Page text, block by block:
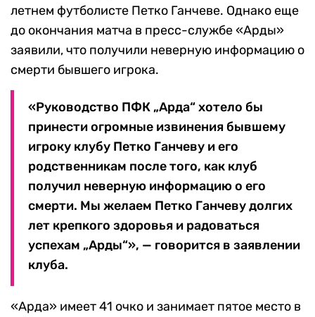
летнем футболисте Петко Ганчеве. Однако еще
до окончания матча в пресс-службе «Арды»
заявили, что получили неверную информацию о
смерти бывшего игрока.
«Руководство ПФК „Арда“ хотело бы
принести огромные извинения бывшему
игроку клубу Петко Ганчеву и его
родственникам после того, как клуб
получил неверную информацию о его
смерти. Мы желаем Петко Ганчеву долгих
лет крепкого здоровья и радоваться
успехам „Арды“», — говорится в заявлении
клуба.
«Арда» имеет 41 очко и занимает пятое место в